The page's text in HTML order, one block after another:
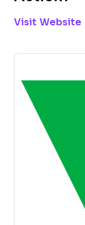
Visit Website